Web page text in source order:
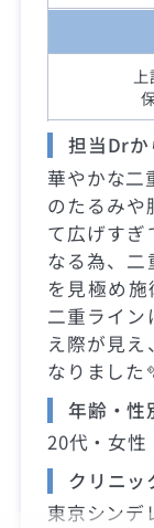
担当Drか
華やかな二
のたるみや
て広げすぎ
なる為、二
を見極め施
二重ライン
え際が見
なりました
年齢・性
20代・女性
クリニッ
東京シンデ